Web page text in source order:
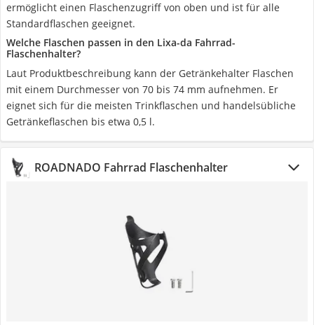
ermöglicht einen Flaschenzugriff von oben und ist für alle
Standardflaschen geeignet.
Welche Flaschen passen in den Lixa-da Fahrrad-
Flaschenhalter?
Laut Produktbeschreibung kann der Getränkehalter Flaschen
mit einem Durchmesser von 70 bis 74 mm aufnehmen. Er
eignet sich für die meisten Trinkflaschen und handelsübliche
Getränkeflaschen bis etwa 0,5 l.
ROADNADO Fahrrad Flaschenhalter